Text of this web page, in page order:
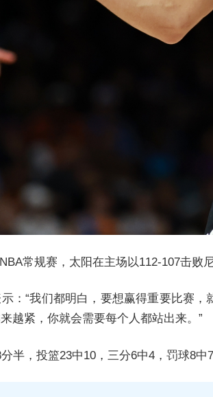
NBA常规赛，太阳在主场以112-107击败
：“我们都明白，要想赢得重要比赛，
越紧，你就会需要每个人都站出来。 ”
半，投篮23中10，三分6中4，罚球8中